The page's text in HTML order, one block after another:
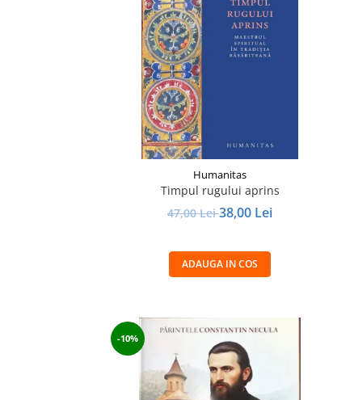
Humanitas
Timpul rugului aprins
47,00 Lei38,00 Lei
ADAUGA IN COS
-10%